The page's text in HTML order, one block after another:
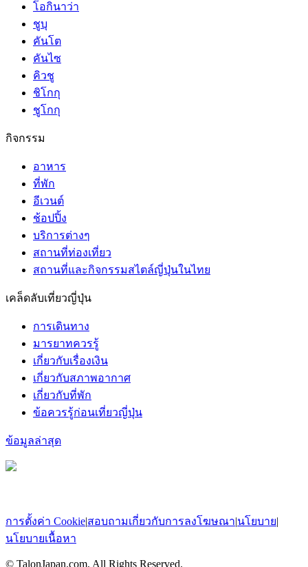
โอกินาว่า
ชูบุ
คันโต
คันไซ
คิวชู
ชิโกกุ
ชูโกกุ
กิจกรรม
อาหาร
ที่พัก
อีเวนต์
ช้อปปิ้ง
บริการต่างๆ
สถานที่ท่องเที่ยว
สถานที่และกิจกรรมสไตล์ญี่ปุ่นในไทย
เคล็ดลับเที่ยวญี่ปุ่น
การเดินทาง
มารยาทควรรู้
เกี่ยวกับเรื่องเงิน
เกี่ยวกับสภาพอากาศ
เกี่ยวกับที่พัก
ข้อควรรู้ก่อนเที่ยวญี่ปุ่น
ข้อมูลล่าสุด
การตั้งค่า Cookie|สอบถามเกี่ยวกับการลงโฆษณา|นโยบาย|
นโยบายเนื้อหา
© TalonJapan.com, All Rights Reserved.